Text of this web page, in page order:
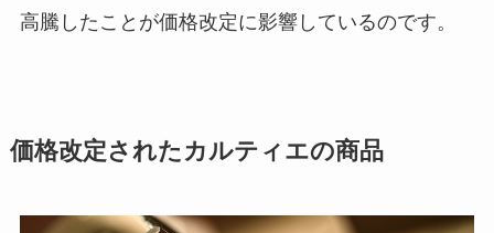
高騰したことが価格改定に影響しているのです。
価格改定されたカルティエの商品